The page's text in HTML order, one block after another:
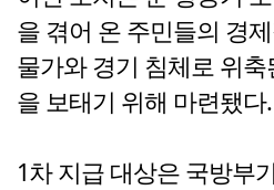
을 겪어 온 주민들의 경
물가와 경기 침체로 위
을 보태기 위해 마련됐다.
1차 지급 대상은 국방부